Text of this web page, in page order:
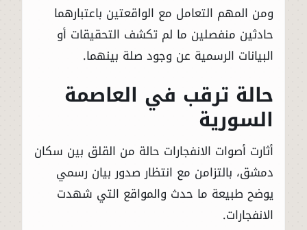
ومن المهم التعامل مع الواقعتين باعتبارهما
حادثين منفصلين ما لم تكشف التحقيقات أو
البيانات الرسمية عن وجود صلة بينهما.
حالة ترقب في العاصمة
السورية
أثارت أصوات الانفجارات حالة من القلق بين سكان
دمشق، بالتزامن مع انتظار صدور بيان رسمي
يوضح طبيعة ما حدث والمواقع التي شهدت
الانفجارات.